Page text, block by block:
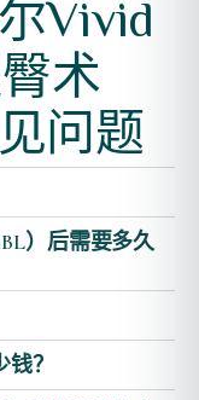
Vivid
术
问题
）后需要多久
？